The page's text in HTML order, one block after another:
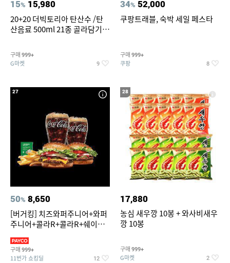
15% 15,980
20+20 더빅토리아 탄산수 /탄
산음료 500ml 21종 골라담기
구매 999+
G마켓 9
34% 52,000
쿠팡트래블, 숙박 세일 페스타
구매 999+
쿠팡 8
27
50% 8,650
[버거킹] 치즈와퍼주니어+와퍼
주니어+콜라R+콜라R+쉐이킹
구매 999+
11번가 쇼킹딜 12
28
17,880
농심 새우깡 10봉 + 와사비새우
깡 10봉
구매 999+
G마켓 2